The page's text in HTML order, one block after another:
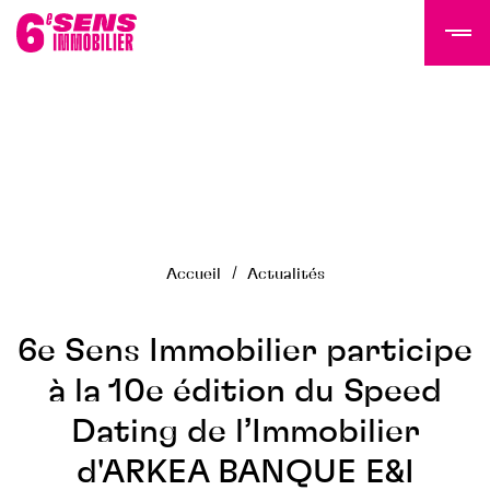
NOS PROGRAMMES
Tertiaire
Résidentiel
Programmes livrés
Accueil Actualités
6e Sens Immobilier participe
à la 10e édition du Speed
Dating de l’Immobilier
d'ARKEA BANQUE E&I